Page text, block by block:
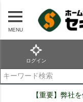
MENU
ログイン
【重要】弊社